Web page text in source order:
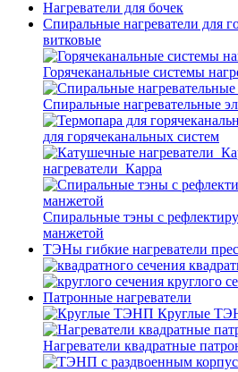
Нагреватели для бочек
Спиральные нагреватели для
витковые
Горячеканальные системы
Спиральные нагревательные
для горячеканальных систем
нагреватели_Карра
Спиральные тэны с
манжетой
ТЭНы гибкие нагреватели
круглого
Патронные нагреватели
Круглые
Нагреватели квадратные